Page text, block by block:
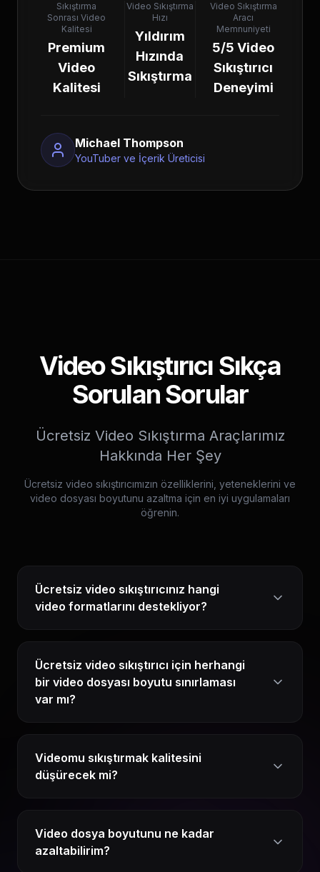
Sıkıştırma
Sonrası Video
Kalitesi
Premium
Video
Kalitesi
Video Sıkıştırma
Hızı
Yıldırım
Hızında
Sıkıştırma
Video Sıkıştırma
Aracı
Memnuniyeti
5/5 Video
Sıkıştırıcı
Deneyimi
Michael Thompson
YouTuber ve İçerik Üreticisi
Video Sıkıştırıcı Sıkça
Sorulan Sorular
Ücretsiz Video Sıkıştırma Araçlarımız
Hakkında Her Şey
Ücretsiz video sıkıştırıcımızın özelliklerini, yeteneklerini ve
video dosyası boyutunu azaltma için en iyi uygulamaları
öğrenin.
Ücretsiz video sıkıştırıcınız hangi
video formatlarını destekliyor?
Ücretsiz video sıkıştırıcı için herhangi
bir video dosyası boyutu sınırlaması
var mı?
Videomu sıkıştırmak kalitesini
düşürecek mi?
Video dosya boyutunu ne kadar
azaltabilirim?